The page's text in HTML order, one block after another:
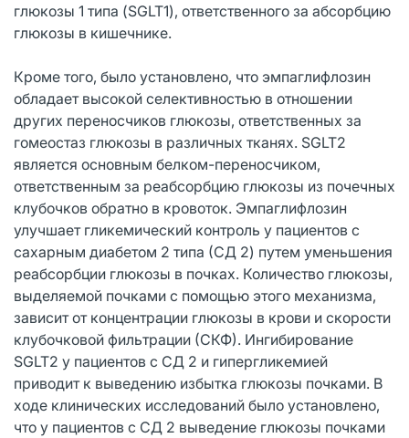
глюкозы 1 типа (SGLT1), ответственного за абсорбцию
глюкозы в кишечнике.
Кроме того, было установлено, что эмпаглифлозин
обладает высокой селективностью в отношении
других переносчиков глюкозы, ответственных за
гомеостаз глюкозы в различных тканях. SGLT2
является основным белком-переносчиком,
ответственным за реабсорбцию глюкозы из почечных
клубочков обратно в кровоток. Эмпаглифлозин
улучшает гликемический контроль у пациентов с
сахарным диабетом 2 типа (СД 2) путем уменьшения
реабсорбции глюкозы в почках. Количество глюкозы,
выделяемой почками с помощью этого механизма,
зависит от концентрации глюкозы в крови и скорости
клубочковой фильтрации (СКФ). Ингибирование
SGLT2 у пациентов с СД 2 и гипергликемией
приводит к выведению избытка глюкозы почками. В
ходе клинических исследований было установлено,
что у пациентов с СД 2 выведение глюкозы почками